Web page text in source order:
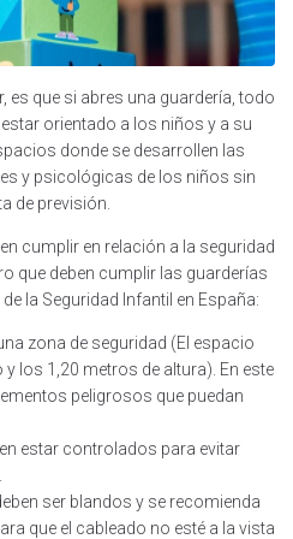
es que si abres una guardería, todo
orientado a los niños y a su
donde se desarrollen las
y psicológicas de los niños sin
de previsión.
cumplir en relación a la seguridad
que deben cumplir las guarderías
la Seguridad Infantil en España:
zona de seguridad (El espacio
los 1,20 metros de altura). En este
peligrosos que puedan
estar controlados para evitar
ser blandos y se recomienda
que el cableado no esté a la vista